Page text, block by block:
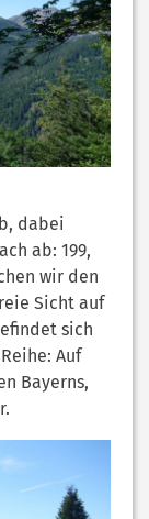
dabei
ab: 199,
wir den
Sicht auf
sich
Auf
Bayerns,